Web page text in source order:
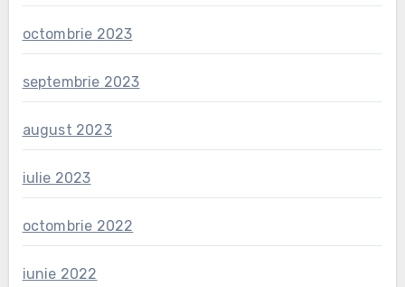
octombrie 2023
septembrie 2023
august 2023
iulie 2023
octombrie 2022
iunie 2022